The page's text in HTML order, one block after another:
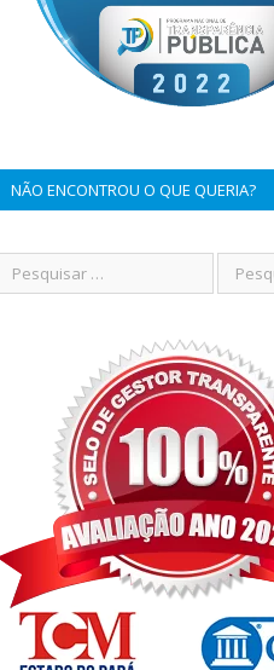
NÃO ENCONTROU O QUE QUERIA?